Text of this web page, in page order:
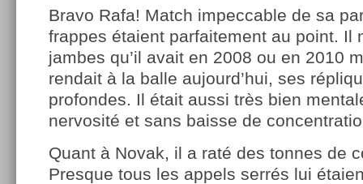
Bravo Rafa! Match impeccable de sa
frappes étaient parfaitement au point. Il
jambes qu’il avait en 2008 ou en 2010
rendait à la balle aujourd’hui, ses
profondes. Il était aussi très bien
nervosité et sans baisse de
Quant à Novak, il a raté des tonnes de
Presque tous les appels serrés lui